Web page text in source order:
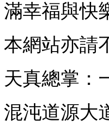
滿幸福與快
本網站亦請
天真總掌：
混沌道源大